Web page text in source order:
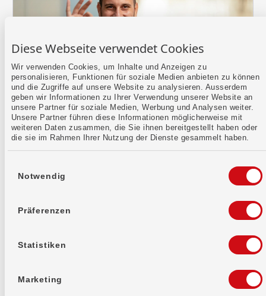
Diese Webseite verwendet Cookies
Wir verwenden Cookies, um Inhalte und Anzeigen zu
personalisieren, Funktionen für soziale Medien anbieten zu können
und die Zugriffe auf unsere Website zu analysieren. Ausserdem
geben wir Informationen zu Ihrer Verwendung unserer Website an
unsere Partner für soziale Medien, Werbung und Analysen weiter.
Unsere Partner führen diese Informationen möglicherweise mit
weiteren Daten zusammen, die Sie ihnen bereitgestellt haben oder
die sie im Rahmen Ihrer Nutzung der Dienste gesammelt haben.
Notwendig
Präferenzen
Statistiken
Marketing
pro» braucht
23.06.2026
Löhne überweisen, Einnahmen verbuchen. Alles
Lösungen sollen einfach, digital,
Verfasst von:
Jacqueline Brunner